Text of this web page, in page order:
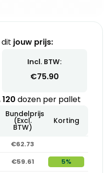
jouw prijs:
Incl. BTW:
€75.90
120 dozen per pallet
Bundelprijs
(Excl.
BTW)
Korting
€62.73
€59.61 5%